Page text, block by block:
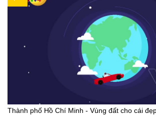
Thành phố Hồ Chí Minh - Vùng đất cho cái